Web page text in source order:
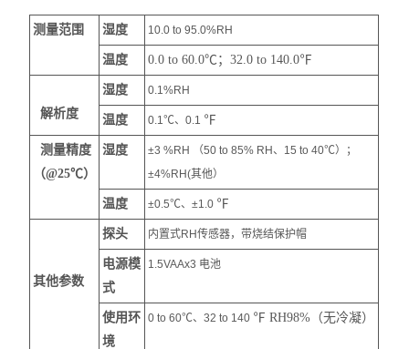
测量范围 湿度 10.0 to 95.0%RH
温度 0.0 to 60.0℃；32.0 to 140.0℉
解析度
湿度 0.1%RH
温度 0.1℃、0.1 ℉
测量精度
（@25℃）
湿度
±3 %RH （50 to 85% RH、15 to 40℃）；
±4%RH(其他）
温度 ±0.5℃、±1.0 ℉
其他参数
探头 内置式RH传感器，带烧结保护帽
电源模
式
1.5VAAx3 电池
使用环
境
0 to 60℃、32 to 140 ℉ RH98%（无冷凝）